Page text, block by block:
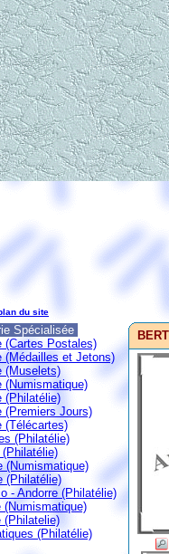
du site
Spécialisée
(Cartes Postales)
(Médailles et Jetons)
(Muselets)
(Numismatique)
(Philatélie)
(Premiers Jours)
(Télécartes)
(Philatélie)
(Philatélie)
(Numismatique)
(Philatélie)
- Andorre (Philatélie)
(Numismatique)
(Philatelie)
(Philatélie)